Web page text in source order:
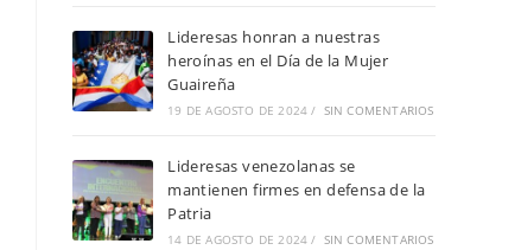
Lideresas honran a nuestras
heroínas en el Día de la Mujer
Guaireña
19 DE AGOSTO DE 2024 / SIN COMENTARIOS
Lideresas venezolanas se
mantienen firmes en defensa de la
Patria
14 DE AGOSTO DE 2024 / SIN COMENTARIOS